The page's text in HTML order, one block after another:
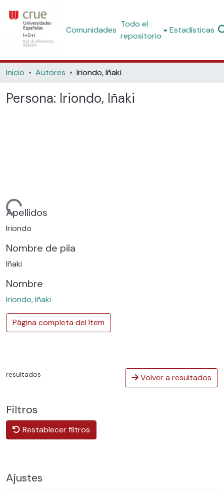
Comunidades
Todo el
repositorio
Estadísticas
Inicio Autores Iriondo, Iñaki
Persona: Iriondo, Iñaki
Apellidos
Iriondo
Nombre de pila
Iñaki
Nombre
Iriondo, Iñaki
Página completa del ítem
resultados Volver a resultados
Filtros
Restablecer filtros
Ajustes